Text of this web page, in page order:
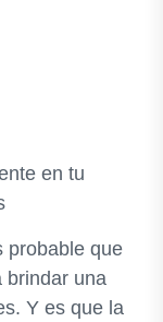
en tu
probable que
brindar una
Y es que la